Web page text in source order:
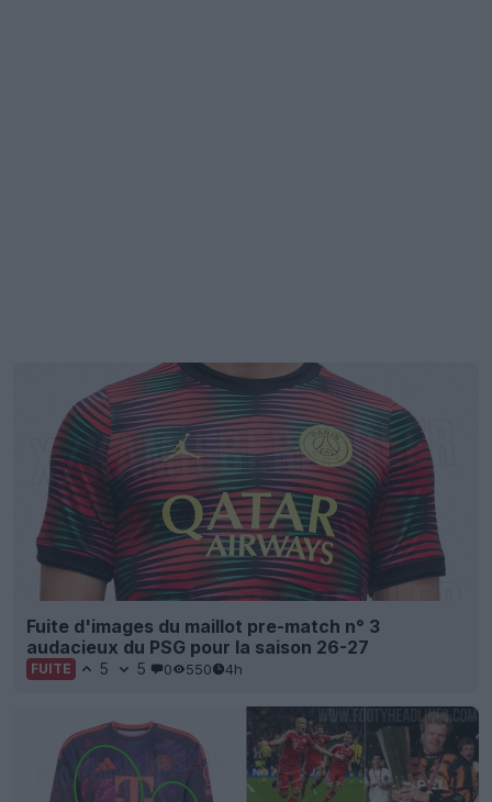
Fuite d'images du maillot pre-match n° 3
audacieux du PSG pour la saison 26-27
FUITE 5 5 0 550 4h